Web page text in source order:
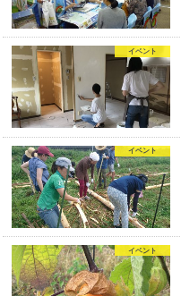
イベント
イベント
イベント